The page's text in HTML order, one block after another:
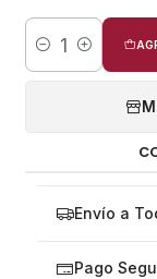
Cantidad
Envío a
Pago